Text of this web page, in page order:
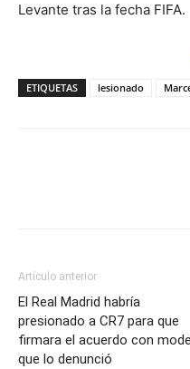
Levante tras la fecha FIFA.
ETIQUETAS lesionado
Artículo anterior
El Real Madrid habría
presionado a CR7 para que
firmara el acuerdo con
que lo denunció